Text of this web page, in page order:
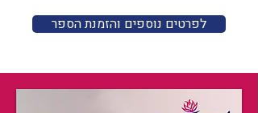
לפרטים נוספים והזמנת הספר